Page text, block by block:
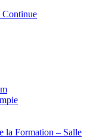
Continue
la Formation – Salle